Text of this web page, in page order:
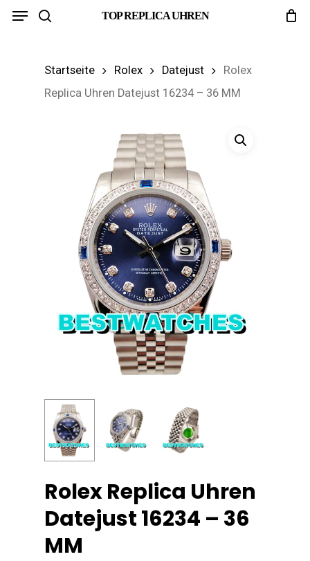
Skip
TOP REPLICA UHREN
Menu
Startseite Rolex Datejust
Rolex
Replica Uhren Datejust 16234 – 36 MM
Rolex Replica Uhren
Datejust 16234 – 36
MM